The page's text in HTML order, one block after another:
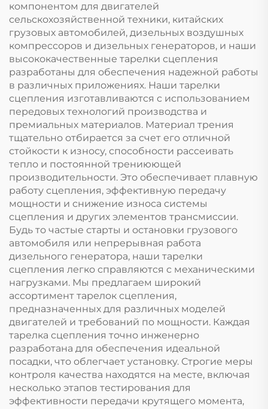
компонентом для двигателей
сельскохозяйственной техники, китайских
грузовых автомобилей, дизельных воздушных
компрессоров и дизельных генераторов, и наши
высококачественные тарелки сцепления
разработаны для обеспечения надежной работы
в различных приложениях. Наши тарелки
сцепления изготавливаются с использованием
передовых технологий производства и
премиальных материалов. Материал трения
тщательно отбирается за счет его отличной
стойкости к износу, способности рассеивать
тепло и постоянной трениюющей
производительности. Это обеспечивает плавную
работу сцепления, эффективную передачу
мощности и снижение износа системы
сцепления и других элементов трансмиссии.
Будь то частые старты и остановки грузового
автомобиля или непрерывная работа
дизельного генератора, наши тарелки
сцепления легко справляются с механическими
нагрузками. Мы предлагаем широкий
ассортимент тарелок сцепления,
предназначенных для различных моделей
двигателей и требований по мощности. Каждая
тарелка сцепления точно инженерно
разработана для обеспечения идеальной
посадки, что облегчает установку. Строгие меры
контроля качества находятся на месте, включая
несколько этапов тестирования для
эффективности передачи крутящего момента,